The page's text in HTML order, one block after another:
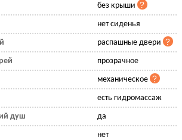
без крыши
нет сиденья
распашные двери
прозрачное
механическое
есть гидромассаж
душ да
нет